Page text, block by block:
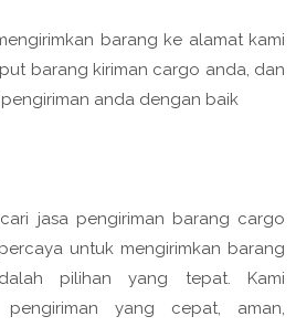
barang ke alamat kami
barang kiriman cargo anda, dan
anda dengan baik
jasa pengiriman barang cargo
untuk mengirimkan barang
pilihan yang tepat. Kami
pengiriman yang cepat, aman,